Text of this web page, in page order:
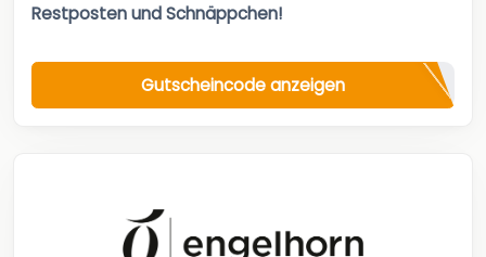
Restposten und Schnäppchen!
Gutscheincode anzeigen